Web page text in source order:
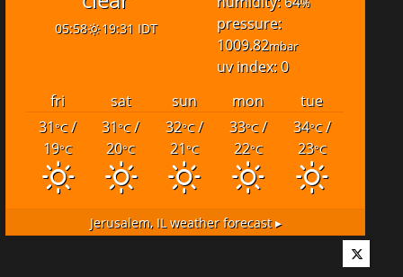
05:58 19:31 IDT
pressure:
1009.82mbar
uv index: 0
fri
sat sun mon
tue
31°C/
19°C
31°C/
20°C
32°C/
21°C
33°C/
22°C
34°C/
23°C
Jerusalem, ILweather forecast ▸
Twitter